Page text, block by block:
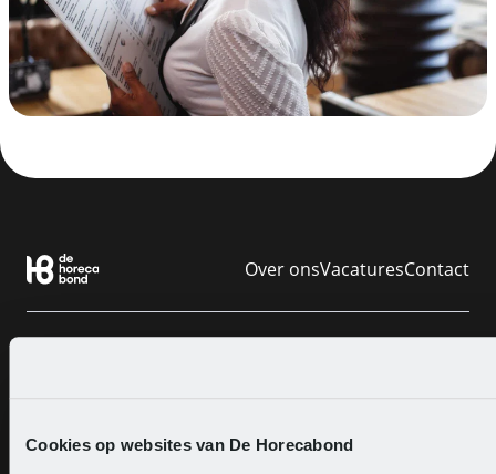
Cookies op websites van De Horecabond
Over onsVacaturesContact
Cao catering